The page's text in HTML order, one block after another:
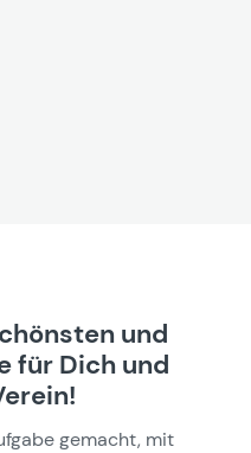
und
für Dich und
gemacht, mit